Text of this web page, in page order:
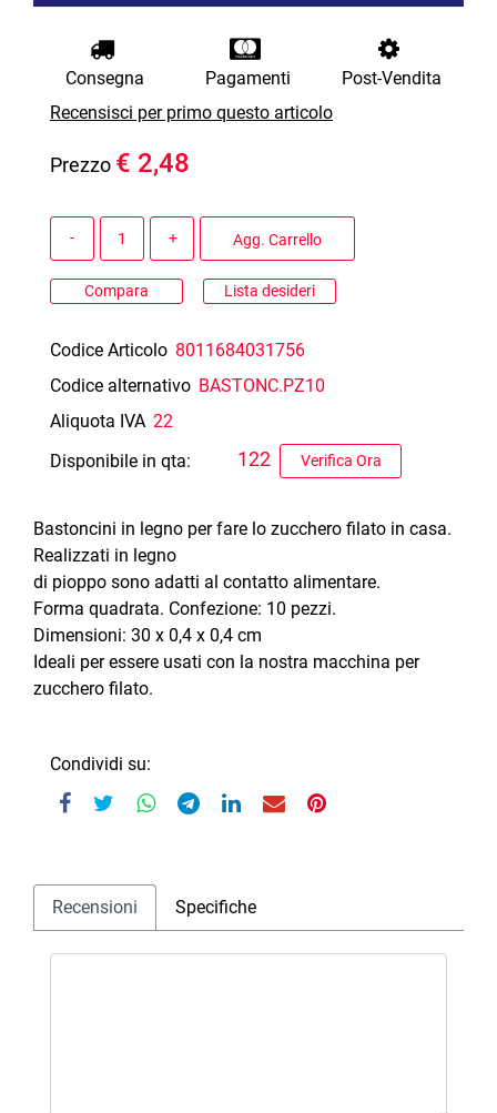
Consegna Pagamenti
Post-Vendita
Recensisci per primo questo articolo
Prezzo € 2,48
Agg. Carrello
Compara Lista desideri
Codice Articolo 8011684031756
Codice alternativo BASTONC.PZ10
Aliquota IVA 22
Disponibile in qta:
Verifica Ora
122
Bastoncini in legno per fare lo zucchero filato in casa.
Realizzati in legno
di pioppo sono adatti al contatto alimentare.
Forma quadrata. Confezione: 10 pezzi.
Dimensioni: 30 x 0,4 x 0,4 cm
Ideali per essere usati con la nostra macchina per
zucchero filato.
Condividi su:
Recensioni Specifiche